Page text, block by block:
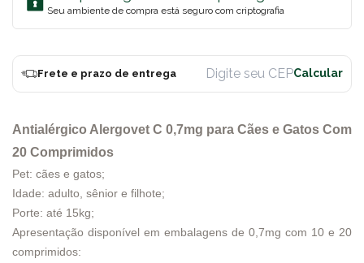
Seu ambiente de compra está seguro com criptografia
Frete e prazo de entrega
Antialérgico Alergovet C 0,7mg para Cães e Gatos Com
20 Comprimidos
Pet: cães e gatos;
Idade: adulto, sênior e filhote;
Porte: até 15kg;
Apresentação disponível em embalagens de 0,7mg com 10 e 20
comprimidos: